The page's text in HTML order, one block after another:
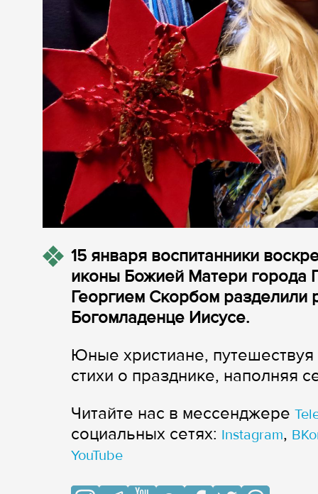
15 января воспитанники
иконы Божией Матери города
Георгием Скорбом разделили
Богомладенце Иисусе.
Юные христиане,
стихи о празднике, наполняя
Читайте нас в мессенджере
cоциальных сетях: Instagram,
YouTube